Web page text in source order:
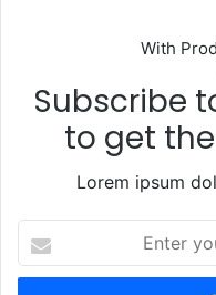
With
Subscribe
to get
Lorem ipsum
your
Email